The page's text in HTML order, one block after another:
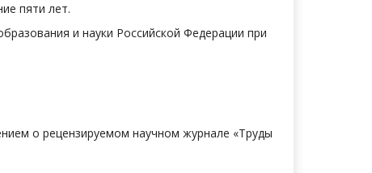
пяти лет.
и науки Российской Федерации при
о рецензируемом научном журнале «Труды